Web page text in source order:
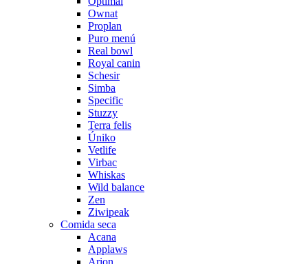
Ownat
Proplan
Puro menú
Real bowl
Royal canin
Schesir
Simba
Specific
Stuzzy
Terra felis
Úniko
Vetlife
Virbac
Whiskas
Wild balance
Zen
Ziwipeak
Comida seca
Acana
Applaws
Arion